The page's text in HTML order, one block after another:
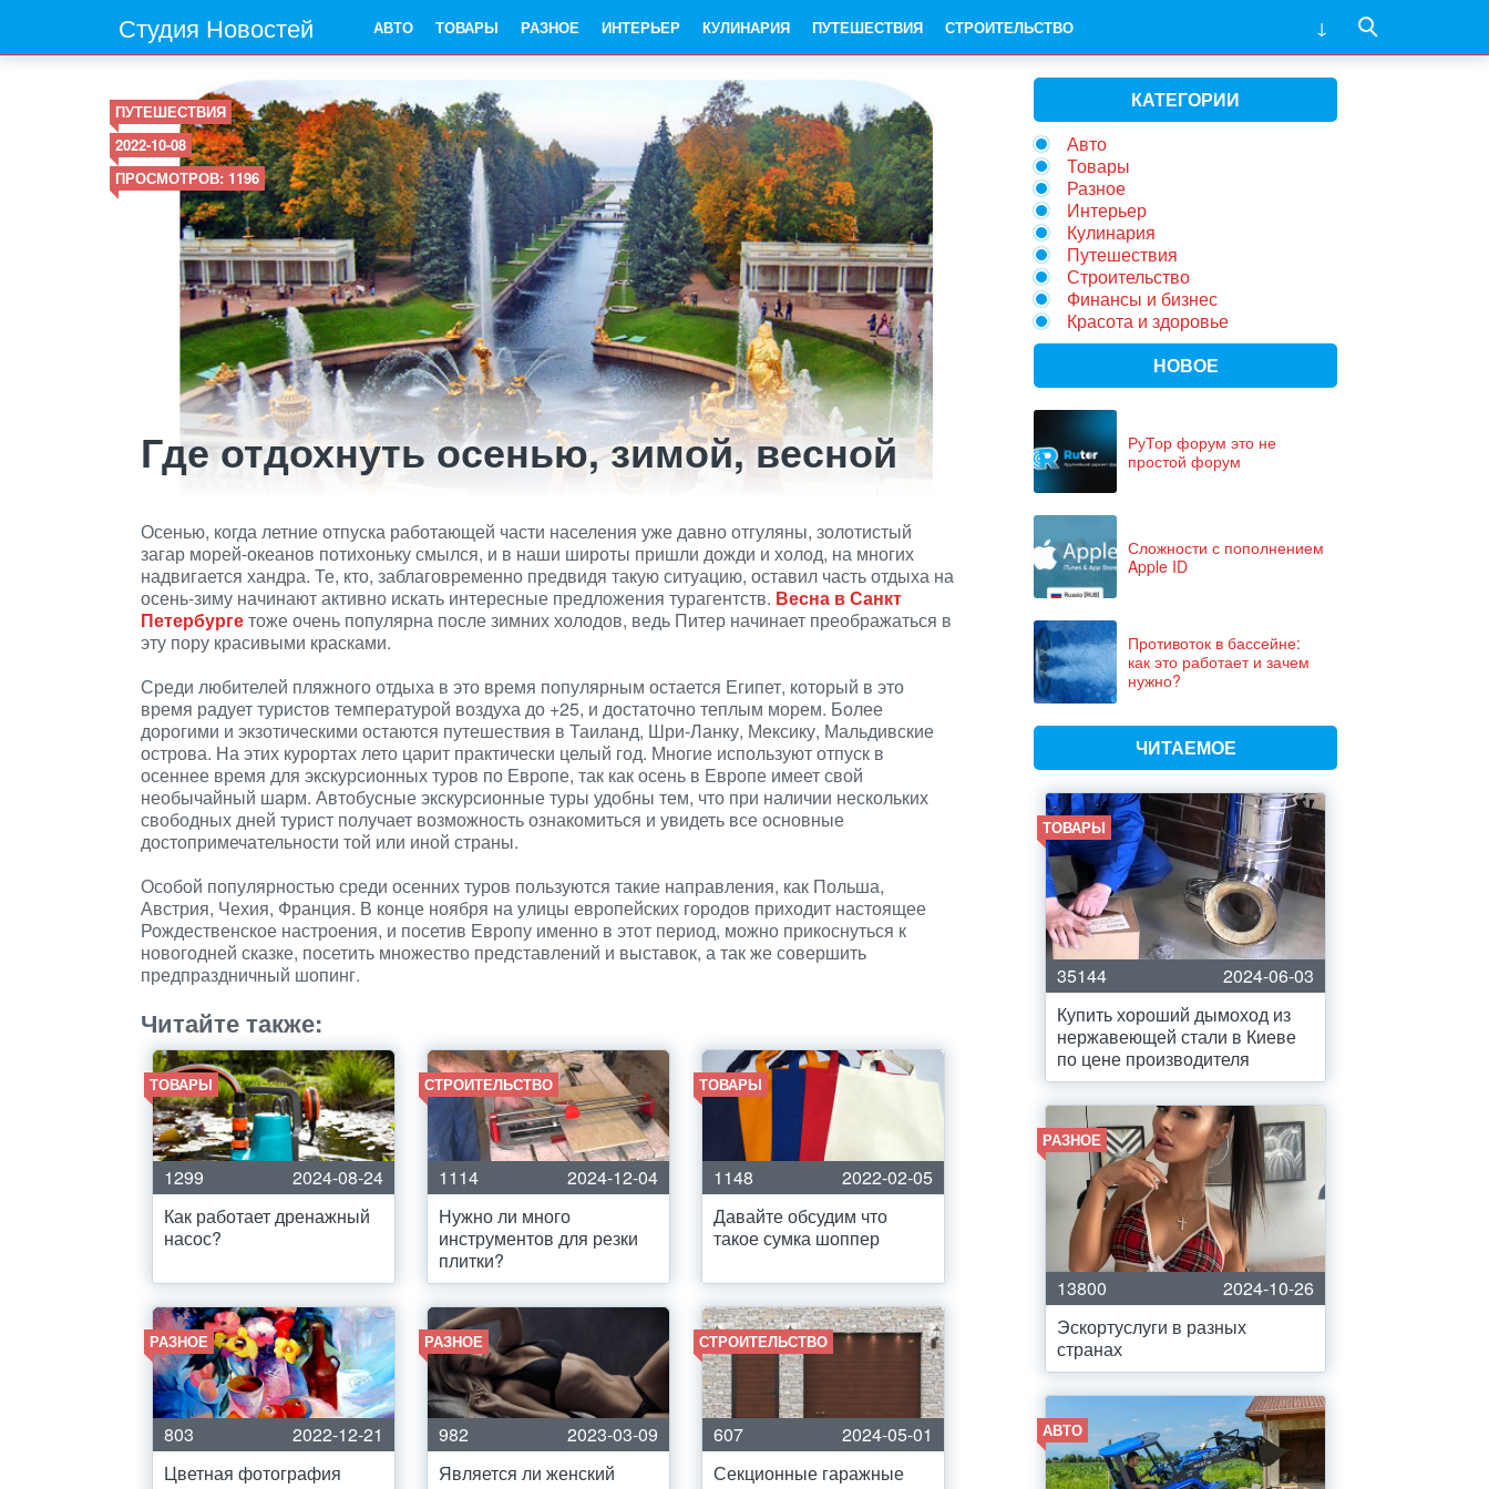
Студия Новостей АВТО ТОВАРЫ РАЗНОЕ ИНТЕРЬЕР КУЛИНАРИЯ ПУТЕШЕСТВИЯ СТРОИТЕЛЬСТВО
ПУТЕШЕСТВИЯ
2022-10-08
ПРОСМОТРОВ: 1196
Где отдохнуть осенью, зимой, весной
Осенью, когда летние отпуска работающей части населения уже давно отгуляны, золотистый
загар морей-океанов потихоньку смылся, и в наши широты пришли дожди и холод, на многих
надвигается хандра. Те, кто, заблаговременно предвидя такую ситуацию, оставил часть отдыха на
осень-зиму начинают активно искать интересные предложения турагентств. Весна в Санкт
Петербургетоже очень популярна после зимних холодов, ведь Питер начинает преображаться в
эту пору красивыми красками.
Среди любителей пляжного отдыха в это время популярным остается Египет, который в это
время радует туристов температурой воздуха до +25, и достаточно теплым морем. Более
дорогими и экзотическими остаются путешествия в Таиланд, Шри-Ланку, Мексику, Мальдивские
острова. На этих курортах лето царит практически целый год. Многие используют отпуск в
осеннее время для экскурсионных туров по Европе, так как осень в Европе имеет свой
необычайный шарм. Автобусные экскурсионные туры удобны тем, что при наличии нескольких
свободных дней турист получает возможность ознакомиться и увидеть все основные
достопримечательности той или иной страны.
Особой популярностью среди осенних туров пользуются такие направления, как Польша,
Австрия, Чехия, Франция. В конце ноября на улицы европейских городов приходит настоящее
Рождественское настроения, и посетив Европу именно в этот период, можно прикоснуться к
новогодней сказке, посетить множество представлений и выставок, а так же совершить
предпраздничный шопинг.
Читайте также:
ТОВАРЫ
1299
2024-08-24
Как работает дренажный
насос?
СТРОИТЕЛЬСТВО
1114
2024-12-04
Нужно ли много
инструментов для резки
плитки?
ТОВАРЫ
1148
2022-02-05
Давайте обсудим что
такое сумка шоппер
РАЗНОЕ
803
2022-12-21
Цветная фотография
РАЗНОЕ
982
2023-03-09
Является ли женский
СТРОИТЕЛЬСТВО
607
2024-05-01
Секционные гаражные
КАТЕГОРИИ
Авто
Товары
Разное
Интерьер
Кулинария
Путешествия
Строительство
Финансы и бизнес
Красота и здоровье
НОВОЕ
РуТор форум это не
простой форум
Сложности с пополнением
Apple ID
Противоток в бассейне:
как это работает и зачем
нужно?
ЧИТАЕМОЕ
ТОВАРЫ
35144
2024-06-03
Купить хороший дымоход из
нержавеющей стали в Киеве
по цене производителя
РАЗНОЕ
13800
2024-10-26
Эскортуслуги в разных
странах
АВТО